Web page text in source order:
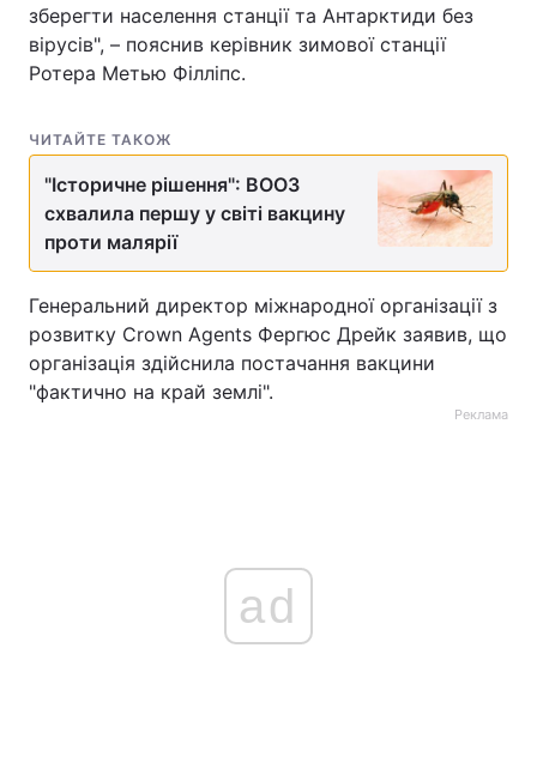
Тема оформлення
зберегти населення станції та Антарктиди без
вірусів", – пояснив керівник зимової станції
Ротера Метью Філліпс.
ЧИТАЙТЕ ТАКОЖ
"Історичне рішення": ВООЗ
схвалила першу у світі вакцину
проти малярії
Генеральний директор міжнародної організації з
розвитку Crown Agents Фергюс Дрейк заявив, що
організація здійснила постачання вакцини
"фактично на край землі".
Реклама
ad